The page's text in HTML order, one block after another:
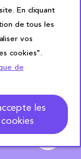
de location
En cliquant
de tous les
vos
cookies".
de
les
cookies